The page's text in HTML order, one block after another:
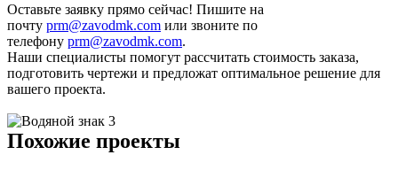
Оставьте заявку прямо сейчас! Пишите на
почту prm@zavodmk.com или звоните по
телефону prm@zavodmk.com.
Наши специалисты помогут рассчитать стоимость заказа,
подготовить чертежи и предложат оптимальное решение для
вашего проекта.
Похожие проекты